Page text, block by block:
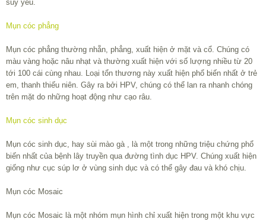
suy yếu.
Mụn cóc phẳng
Mụn cóc phẳng thường nhẵn, phẳng, xuất hiện ở mặt và cổ. Chúng có
màu vàng hoặc nâu nhạt và thường xuất hiện với số lượng nhiều từ 20
tới 100 cái cùng nhau. Loại tổn thương này xuất hiện phổ biến nhất ở trẻ
em, thanh thiếu niên. Gây ra bởi HPV, chúng có thể lan ra nhanh chóng
trên mặt do những hoạt động như cạo râu.
Mụn cóc sinh dục
Mụn cóc sinh dục, hay sùi mào gà , là một trong những triệu chứng phổ
biến nhất của bệnh lây truyền qua đường tình dục HPV. Chúng xuất hiện
giống như cục súp lơ ở vùng sinh dục và có thể gây đau và khó chịu.
Mụn cóc Mosaic
Mụn cóc Mosaic là một nhóm mụn hình chỉ xuất hiện trong một khu vực